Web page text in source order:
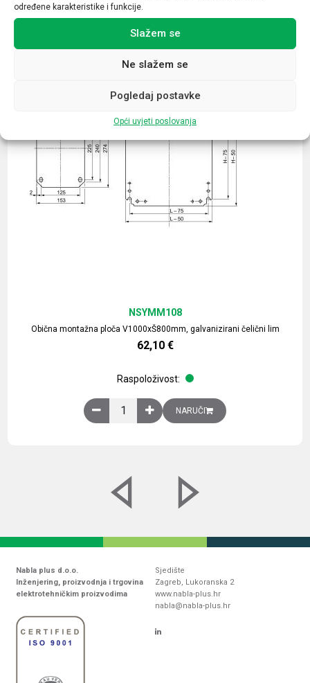
određene karakteristike i funkcije.
Slažem se
Ne slažem se
Pogledaj postavke
Opći uvjeti poslovanja
Povezani proizvodi
Obična montažna ploča V1000xŠ800mm, galvanizirani čelični lim
NSYMM108
62,10 €
Raspoloživost:
Obična montažna ploča V1000xŠ800mm,
NARUČI
Nabla plus d.o.o.
Inženjering, proizvodnja i trgovina
elektrotehničkim proizvodima
Sjedište
Zagreb, Lukoranska 2
www.nabla-plus.hr
nabla@nabla-plus.hr